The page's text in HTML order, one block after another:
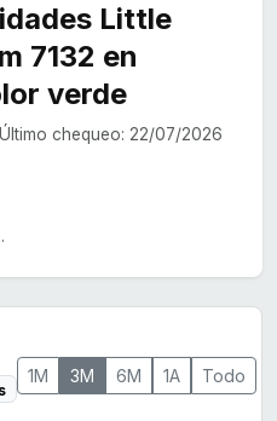
Little
7132 en
verde
Último chequeo: 22/07/2026
1M 3M 6M 1A Todo